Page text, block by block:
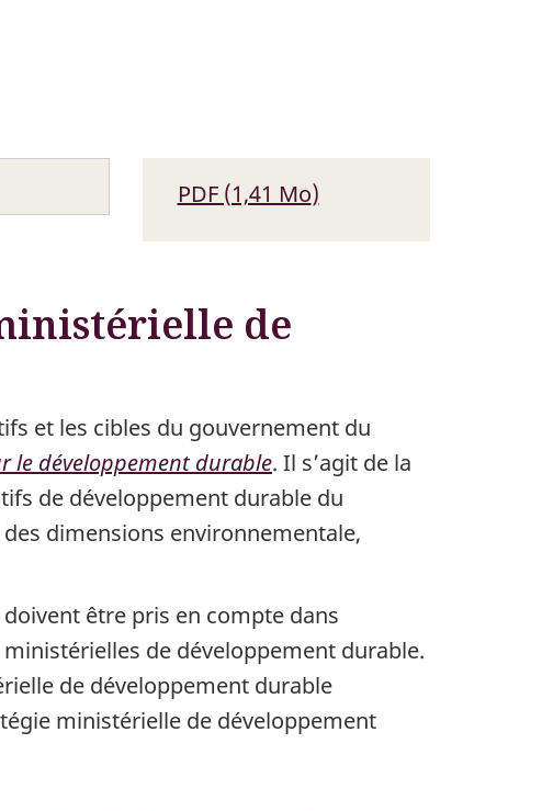
Le
nouvelle
navigateur
PDF (1,41 méga-
Mo)
de
et les cibles du gouvernement du
le développement durable. Il s’agit de la
de développement durable du
dimensions environnementale,
être pris en compte dans
de développement durable.
de développement durable
ministérielle de développement